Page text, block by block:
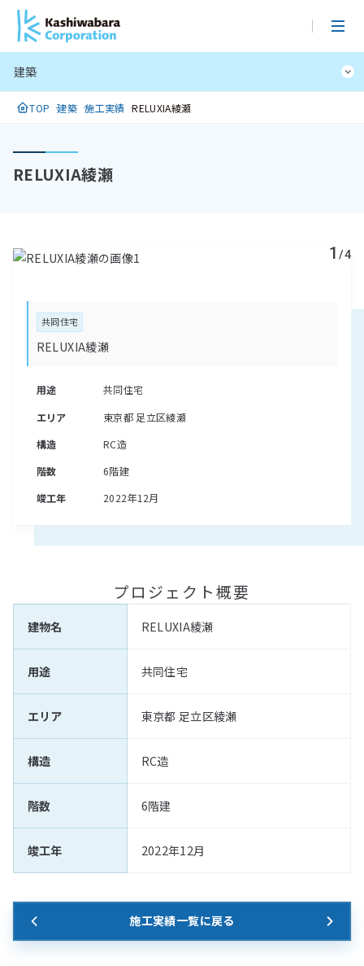
メ
イ
コ
ン
に
プ
建築
TOP 建築 施工実績 RELUXIA綾瀬
RELUXIA綾瀬
1/4
共同住宅
RELUXIA綾瀬
用途
共同住宅
エリア
東京都 足立区綾瀬
構造
RC造
階数
6階建
竣工年
2022年12月
プロジェクト概要
建物名 RELUXIA綾瀬
用途 共同住宅
エリア 東京都 足立区綾瀬
構造 RC造
階数 6階建
竣工年 2022年12月
施工実績一覧に戻る